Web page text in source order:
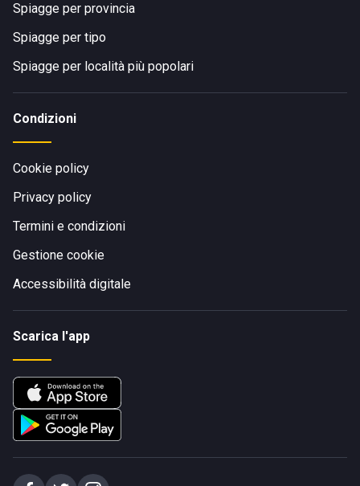
Spiagge per provincia
Spiagge per tipo
Spiagge per località più popolari
Condizioni
Cookie policy
Privacy policy
Termini e condizioni
Gestione cookie
Accessibilità digitale
Scarica l'app